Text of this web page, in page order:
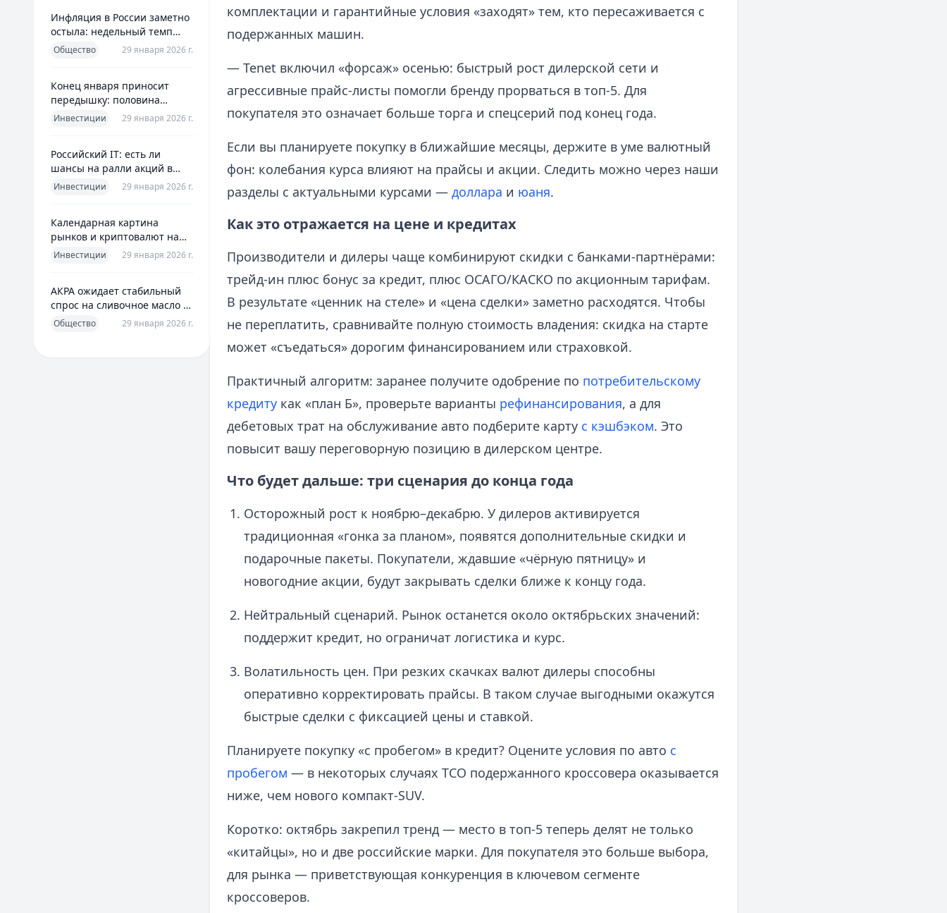
Инфляция в России заметно
остыла: недельный темп
упал более чем вдвое
Общество 29 января 2026 г.
Конец января приносит
передышку: половина
годовой цели ЦБ «сделана»
Инвестиции 29 января 2026 г.
Российский IT: есть ли
шансы на ралли акций в
2026 без опоры на ИИ
Инвестиции 29 января 2026 г.
Календарная картина
рынков и криптовалют на
четверг, 29 января 2026
Инвестиции 29 января 2026 г.
АКРА ожидает стабильный
спрос на сливочное масло в
2026 году
Общество 29 января 2026 г.
комплектации и гарантийные условия «заходят» тем, кто пересаживается с
подержанных машин.
— Tenet включил «форсаж» осенью: быстрый рост дилерской сети и
агрессивные прайс‑листы помогли бренду прорваться в топ‑5. Для
покупателя это означает больше торга и спецсерий под конец года.
Если вы планируете покупку в ближайшие месяцы, держите в уме валютный
фон: колебания курса влияют на прайсы и акции. Следить можно через наши
разделы с актуальными курсами — доллара и юаня.
Как это отражается на цене и кредитах
Производители и дилеры чаще комбинируют скидки с банками‑партнёрами:
трейд‑ин плюс бонус за кредит, плюс ОСАГО/КАСКО по акционным тарифам.
В результате «ценник на стеле» и «цена сделки» заметно расходятся. Чтобы
не переплатить, сравнивайте полную стоимость владения: скидка на старте
может «съедаться» дорогим финансированием или страховкой.
Практичный алгоритм: заранее получите одобрение по потребительскому
кредитукак «план Б», проверьте варианты рефинансирования, а для
дебетовых трат на обслуживание авто подберите карту с кэшбэком. Это
повысит вашу переговорную позицию в дилерском центре.
Что будет дальше: три сценария до конца года
Осторожный рост к ноябрю–декабрю. У дилеров активируется
традиционная «гонка за планом», появятся дополнительные скидки и
подарочные пакеты. Покупатели, ждавшие «чёрную пятницу» и
новогодние акции, будут закрывать сделки ближе к концу года.
Нейтральный сценарий. Рынок останется около октябрьских значений:
поддержит кредит, но ограничат логистика и курс.
Волатильность цен. При резких скачках валют дилеры способны
оперативно корректировать прайсы. В таком случае выгодными окажутся
быстрые сделки с фиксацией цены и ставкой.
Планируете покупку «с пробегом» в кредит? Оцените условия по авто с
пробегом — в некоторых случаях TCO подержанного кроссовера оказывается
ниже, чем нового компакт‑SUV.
Коротко: октябрь закрепил тренд — место в топ‑5 теперь делят не только
«китайцы», но и две российские марки. Для покупателя это больше выбора,
для рынка — приветствующая конкуренция в ключевом сегменте
кроссоверов.